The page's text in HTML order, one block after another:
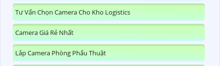
Tư Vấn Chọn Camera Cho Kho Logistics
Camera Giá Rẻ Nhất
Lắp Camera Phòng Phẩu Thuật